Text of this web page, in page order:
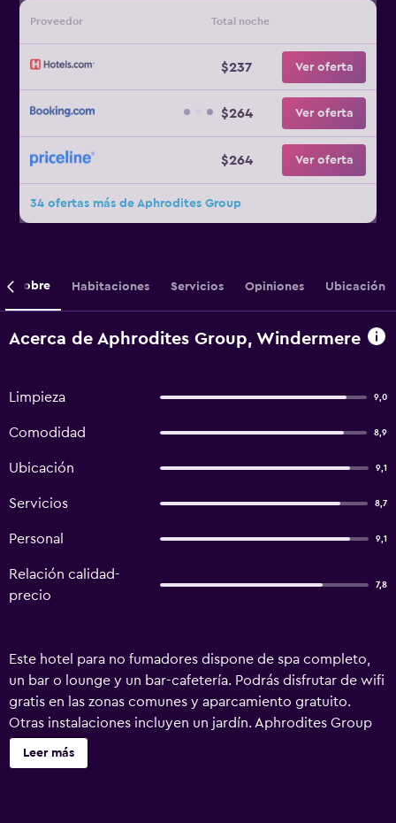
Proveedor Total noche
$237 Ver oferta
$264 Ver oferta
$264 Ver oferta
34 ofertas más de Aphrodites Group
Sobre Habitaciones Servicios Opiniones Ubicación
Acerca de Aphrodites Group, Windermere
Limpieza 9,0
Comodidad 8,9
Ubicación 9,1
Servicios 8,7
Personal 9,1
Relación calidad-
precio
7,8
Este hotel para no fumadores dispone de spa completo,
un bar o lounge y un bar-cafetería. Podrás disfrutar de wifi
gratis en las zonas comunes y aparcamiento gratuito.
Otras instalaciones incluyen un jardín. Aphrodites Group
ofrece 15 alojamientos con bañera de hidromasaje privada
cubierta y máquina de café espresso. Se ofrece una Smart
Leer más